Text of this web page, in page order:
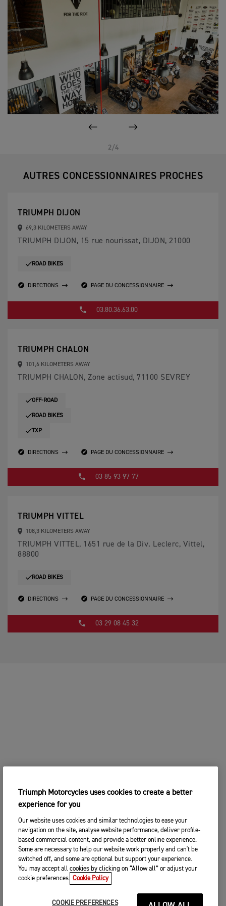
2/4
AUTRES CONCESSIONNAIRES PROCHES
TRIUMPH DIJON
69,3 KILOMETERS AWAY
TRIUMPH DIJON, 15 rue nourissat, DIJON, 21000
ROAD BIKES
DIRECTIONS PAGE DU CONCESSIONNAIRE
03.80.36.63.00
TRIUMPH CHALON
101,6 KILOMETERS AWAY
TRIUMPH CHALON, Zone actisud, 71100 SEVREY
OFF-ROAD
ROAD BIKES
TXP
DIRECTIONS PAGE DU CONCESSIONNAIRE
03 85 93 97 77
TRIUMPH VITTEL
108,3 KILOMETERS AWAY
TRIUMPH VITTEL, 1651 rue de la Div. Leclerc, Vittel,
88800
ROAD BIKES
DIRECTIONS PAGE DU CONCESSIONNAIRE
03 29 08 45 32
Triumph Motorcycles uses cookies to create a better
experience for you
Our website uses cookies and similar technologies to ease your
navigation on the site, analyse website performance, deliver profile-
based commercial content, and provide a better online experience.
Some are necessary to help our website work properly and can't be
switched off, and some are optional but support your experience.
You may accept all cookies by clicking on “Allow all” or adjust your
cookie preferences. Cookie Policy
COOKIE PREFERENCES